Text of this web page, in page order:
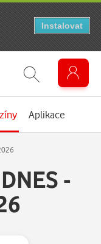
Aplikace
-
Instalovat